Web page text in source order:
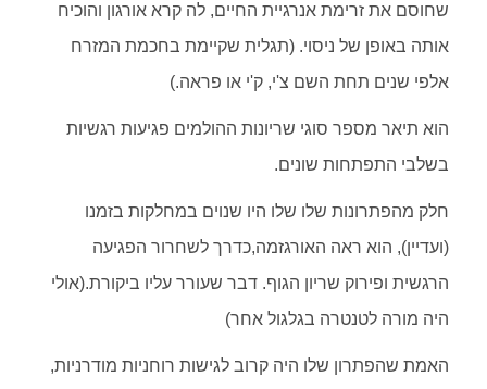
שחוסם את זרימת אנרגיית החיים, לה קרא אורגון והוכיח
אותה באופן של ניסוי. (תגלית שקיימת בחכמת המזרח
אלפי שנים תחת השם צ'י, ק'י או פראה.)
הוא תיאר מספר סוגי שריונות ההולמים פגיעות רגשיות
בשלבי התפתחות שונים.
חלק מהפתרונות שלו שלו היו שנוים במחלקות בזמנו
(ועדיין), הוא ראה האורגזמה,כדרך לשחרור הפגיעה
הרגשית ופירוק שריון הגוף. דבר שעורר עליו ביקורת.(אולי
היה מורה לטנטרה בגלגול אחר)
האמת שהפתרון שלו היה קרוב לגישות רוחניות מודרניות,